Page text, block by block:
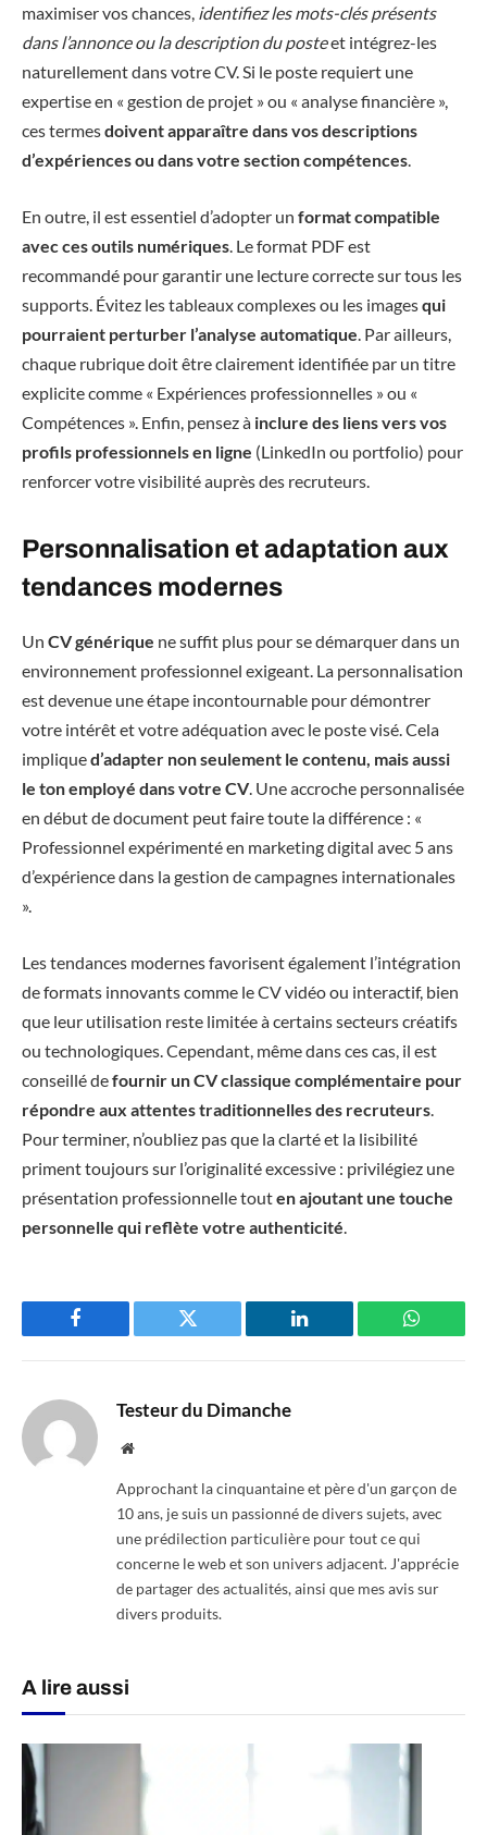
maximiser vos chances, identifiez les mots-clés présents
dans l’annonce ou la description du posteet intégrez-les
naturellement dans votre CV. Si le poste requiert une
expertise en « gestion de projet » ou « analyse financière »,
ces termesdoivent apparaître dans vos descriptions
d’expériences ou dans votre section compétences.
En outre, il est essentiel d’adopter un format compatible
avec ces outils numériques. Le format PDF est
recommandé pour garantir une lecture correcte sur tous les
supports. Évitez les tableaux complexes ou les imagesqui
pourraient perturber l’analyse automatique. Par ailleurs,
chaque rubrique doit être clairement identifiée par un titre
explicite comme « Expériences professionnelles » ou «
Compétences ». Enfin, pensez à inclure des liens vers vos
profils professionnels en ligne (LinkedIn ou portfolio) pour
renforcer votre visibilité auprès des recruteurs.
Personnalisation et adaptation aux
tendances modernes
Un CV générique ne suffit plus pour se démarquer dans un
environnement professionnel exigeant. La personnalisation
est devenue une étape incontournable pour démontrer
votre intérêt et votre adéquation avec le poste visé. Cela
impliqued’adapter non seulement le contenu, mais aussi
le ton employé dans votre CV. Une accroche personnalisée
en début de document peut faire toute la différence : «
Professionnel expérimenté en marketing digital avec 5 ans
d’expérience dans la gestion de campagnes internationales
».
Les tendances modernes favorisent également l’intégration
de formats innovants comme le CV vidéo ou interactif, bien
que leur utilisation reste limitée à certains secteurs créatifs
ou technologiques. Cependant, même dans ces cas, il est
conseillé defournir un CV classique complémentaire pour
répondre aux attentes traditionnelles des recruteurs
Pour terminer, n’oubliez pas que la clarté et la lisibilité
priment toujours sur l’originalité excessive : privilégiez une
présentation professionnelle touten ajoutant une touche
personnelle qui reflète votre authenticité
Facebook Twitter LinkedIn
Testeur du Dimanche
Website
Approchant la cinquantaine et père d'un garçon de
10 ans, je suis un passionné de divers sujets, avec
une prédilection particulière pour tout ce qui
concerne le web et son univers adjacent. J'apprécie
de partager des actualités, ainsi que mes avis sur
divers produits.
A lire aussi